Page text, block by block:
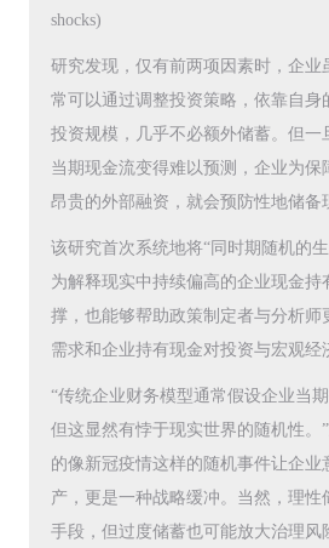
shocks)
研究发现，仅有前两项因素时，企业
常可以通过调整投资策略，依靠自身
投资规模，几乎不必额外储蓄。但一
当期现金流变得难以预测，企业为保
昂贵的外部融资，就会预防性地储备
该研究首次系统地将“同时期随机的
为解释现实中持续偏高的企业现金持
撑，也能够帮助政策制定者与分析师
需求和企业持有现金对投资与宏观经
“传统企业财务模型通常假设企业当
但这显然有悖于现实世界的随机性。
的像新冠疫情这样的随机事件让企业
产，更是一种战略缓冲。当然，理性
手段，但过度储蓄也可能放大治理风